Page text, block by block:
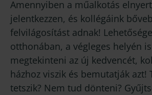
Amennyiben a műalkotás
jelentkezzen, és kollégáink
felvilágosítást adnak!
otthonában, a végleges helyén is
megtekinteni az új kedvencét,
házhoz viszik és bemutatják azt!
tetszik? Nem tud dönteni?